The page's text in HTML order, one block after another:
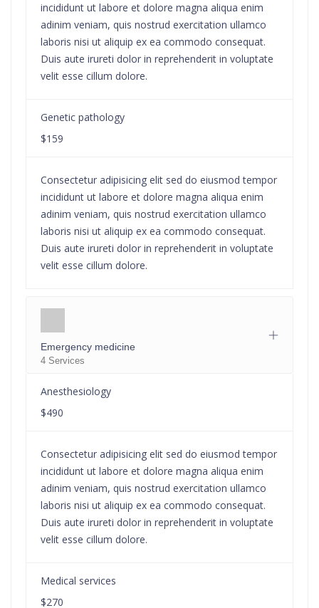
incididunt ut labore et dolore magna aliqua enim
adinim veniam, quis nostrud exercitation ullamco
laboris nisi ut aliquip ex ea commodo consequat.
Duis aute irureti dolor in reprehenderit in voluptate
velit esse cillum dolore.
Genetic pathology
$159
Consectetur adipisicing elit sed do eiusmod tempor
incididunt ut labore et dolore magna aliqua enim
adinim veniam, quis nostrud exercitation ullamco
laboris nisi ut aliquip ex ea commodo consequat.
Duis aute irureti dolor in reprehenderit in voluptate
velit esse cillum dolore.
Emergency medicine
4 Services
Anesthesiology
$490
Consectetur adipisicing elit sed do eiusmod tempor
incididunt ut labore et dolore magna aliqua enim
adinim veniam, quis nostrud exercitation ullamco
laboris nisi ut aliquip ex ea commodo consequat.
Duis aute irureti dolor in reprehenderit in voluptate
velit esse cillum dolore.
Medical services
$270